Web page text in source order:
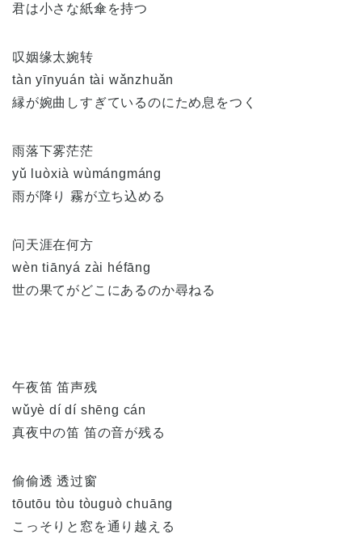
君は小さな紙傘を持つ
叹姻缘太婉转
tàn yīnyuán tài wǎnzhuǎn
縁が婉曲しすぎているのにため息をつく
雨落下雾茫茫
yǔ luòxià wùmángmáng
雨が降り 霧が立ち込める
问天涯在何方
wèn tiānyá zài héfāng
世の果てがどこにあるのか尋ねる
午夜笛 笛声残
wǔyè dí dí shēng cán
真夜中の笛 笛の音が残る
偷偷透 透过窗
tōutōu tòu tòuguò chuāng
こっそりと窓を通り越える